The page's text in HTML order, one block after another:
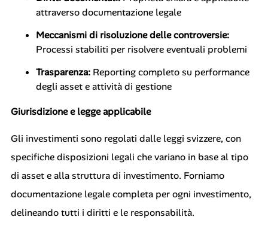
attraverso documentazione legale
Meccanismi di risoluzione delle controversie:
Processi stabiliti per risolvere eventuali problemi
Trasparenza:Reporting completo su performance
degli asset e attività di gestione
Giurisdizione e legge applicabile
Gli investimenti sono regolati dalle leggi svizzere, con
specifiche disposizioni legali che variano in base al tipo
di asset e alla struttura di investimento. Forniamo
documentazione legale completa per ogni investimento,
delineando tutti i diritti e le responsabilità.